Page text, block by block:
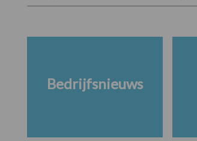
Bedrijfsnieuws